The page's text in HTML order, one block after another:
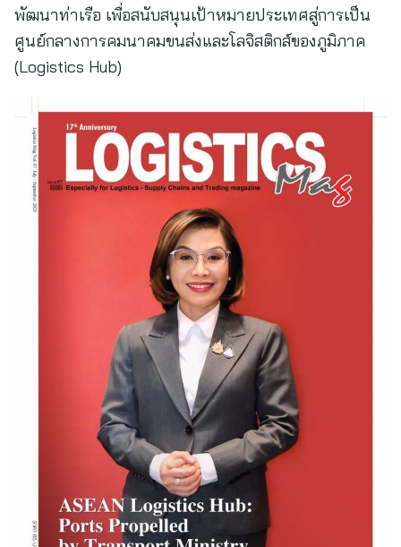
พัฒนาท่าเรือ เพื่อสนับสนุนเป้าหมายประเทศสู่การเป็น
ศูนย์กลางการคมนาคมขนส่งและโลจิสติกส์ของภูมิภาค
(Logistics Hub)